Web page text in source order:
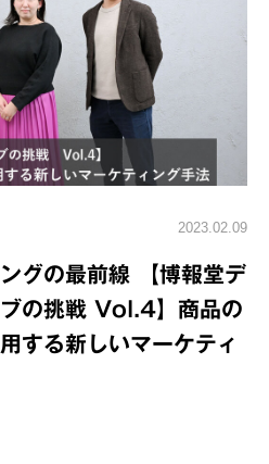
2023.02.09
グの最前線 【博報堂デ
の挑戦 Vol.4】商品の
する新しいマーケティ